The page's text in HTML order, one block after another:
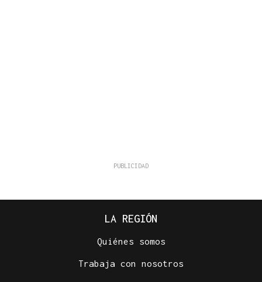
LA REGIÓN
Quiénes somos
Trabaja con nosotros